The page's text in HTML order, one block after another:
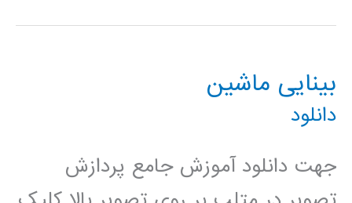
بینایی ماشین
دانلود
جهت دانلود آموزش جامع پردازش